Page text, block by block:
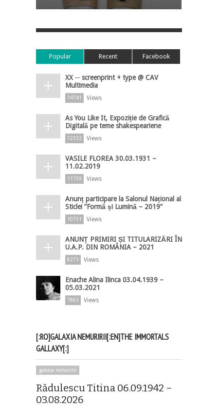
Popular Recent Facebook
XX ─ screenprint + type @ CAV
Multimedia
14741 Views
As You Like It, Expoziție de Grafică
Digitală pe teme shakespeariene
12332 Views
VASILE FLOREA 30.03.1931 –
11.02.2019
11759 Views
Anunț participare la Salonul Național al
Sticlei ”Formă și Lumină – 2019”
10731 Views
ANUNȚ PRIMIRI ȘI TITULARIZĂRI ÎN
U.A.P. DIN ROMÂNIA – 2021
8273 Views
Enache Alina Ilinca 03.04.1939 –
05.03.2021
7863 Views
[:RO]GALAXIA NEMURIRII[:EN]THE IMMORTALS
GALLAXY[:]
galaxia nemuririi
Rădulescu Titina 06.09.1942 –
03.08.2026